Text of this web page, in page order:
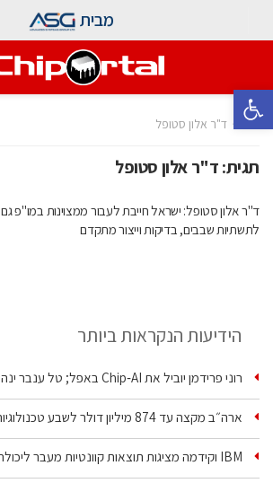
פתח סרגל נגישות
מבית
בית ד"ר אלון סטופל
תגית:ד"ר אלון סטופל
ד"ר אלון סטופל: ישראל חייבת לעבור ממצוינות במו"פ גם
לתשתיות שבבים, בדיקות וייצור מתקדם
הידיעות הנקראות ביותר
רוני פרידמן יוביל את Chip‑AI באפל; טל ענבר ינהל את…
ארה״ב מקצה עד 874 מיליון דולר לשבע טכנולוגיות שבבים…
IBM וקידמה מציגות תוצאות קוונטיות מעבר ליכולת…